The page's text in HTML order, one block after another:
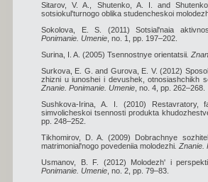
Sitarov, V. A., Shutenko, A. I. and
sotsiokul'turnogo oblika studencheskoi
Sokolova, E. S. (2011) Sotsial'naia
Ponimanie. Umenie , no. 1, pp. 197–202.
Surina, I. A. (2005) Tsennostnye orientatsii .
Surkova, E. G. and Gurova, E. V. (2012)
zhizni u iunoshei i devushek, otnosiashchikh
Znanie. Ponimanie. Umenie , no. 4, pp. 262–268.
Sushkova-Irina, A. I. (2010) Restavratory,
simvolicheskoi tsennosti produkta
pp. 248–252.
Tikhomirov, D. A. (2009) Dobrachnye
matrimonial'nogo povedeniia molodezhi .
Usmanov, B. F. (2012) Molodezh' i
Ponimanie. Umenie , no. 2, pp. 79–83.